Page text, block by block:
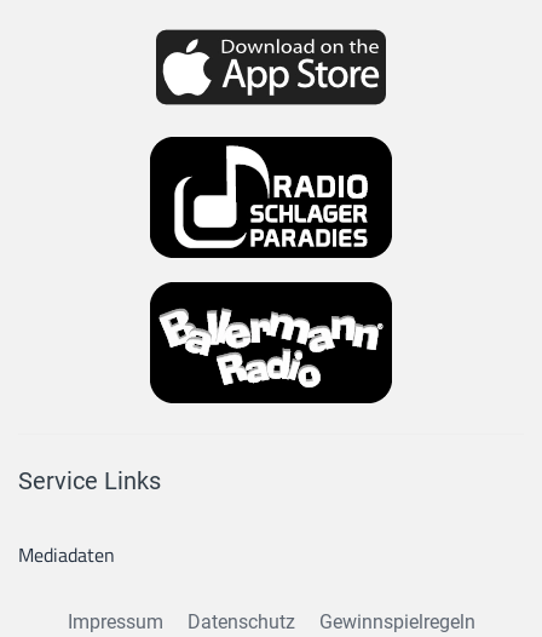
Service Links
Mediadaten
Impressum Datenschutz Gewinnspielregeln